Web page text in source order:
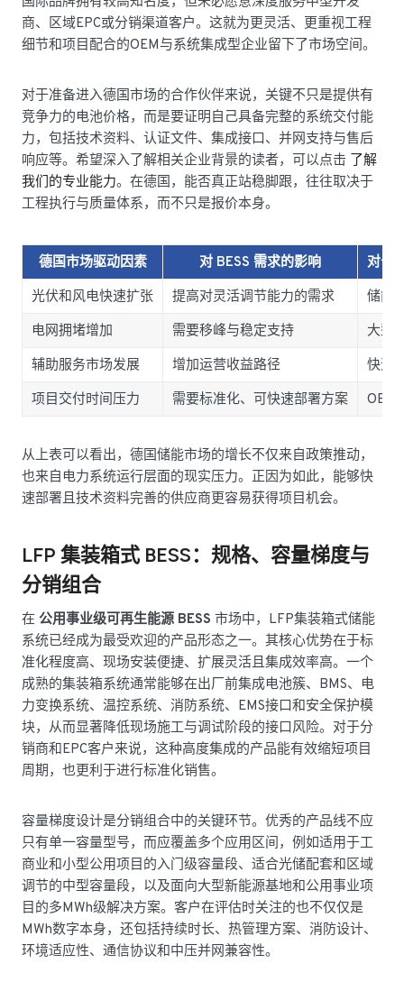
商、区域EPC或分销渠道客户。这就为更灵活、更重视工程
细节和项目配合的OEM与系统集成型企业留下了市场空间。
对于准备进入德国市场的合作伙伴来说，关键不只是提供有
竞争力的电池价格，而是要证明自己具备完整的系统交付能
力，包括技术资料、认证文件、集成接口、并网支持与售后
响应等。希望深入了解相关企业背景的读者，可以点击 了解
我们的专业能力。在德国，能否真正站稳脚跟，往往取决于
工程执行与质量体系，而不只是报价本身。
德国市场驱动因素 对 BESS 需求的影响
对公
光伏和风电快速扩张
提高对灵活调节能力的需求
储能
电网拥堵增加
需要移峰与稳定支持
大型
辅助服务市场发展
增加运营收益路径
快速
项目交付时间压力
需要标准化、可快速部署方案 OEM
从上表可以看出，德国储能市场的增长不仅来自政策推动，
也来自电力系统运行层面的现实压力。正因为如此，能够快
速部署且技术资料完善的供应商更容易获得项目机会。
LFP 集装箱式 BESS：规格、容量梯度与
分销组合
在 公用事业级可再生能源 BESS 市场中，LFP集装箱式储能
系统已经成为最受欢迎的产品形态之一。其核心优势在于标
准化程度高、现场安装便捷、扩展灵活且集成效率高。一个
成熟的集装箱系统通常能够在出厂前集成电池簇、BMS、电
力变换系统、温控系统、消防系统、EMS接口和安全保护模
块，从而显著降低现场施工与调试阶段的接口风险。对于分
销商和EPC客户来说，这种高度集成的产品能有效缩短项目
周期，也更利于进行标准化销售。
容量梯度设计是分销组合中的关键环节。优秀的产品线不应
只有单一容量型号，而应覆盖多个应用区间，例如适用于工
商业和小型公用项目的入门级容量段、适合光储配套和区域
调节的中型容量段，以及面向大型新能源基地和公用事业项
目的多MWh级解决方案。客户在评估时关注的也不仅仅是
MWh数字本身，还包括持续时长、热管理方案、消防设计、
环境适应性、通信协议和中压并网兼容性。